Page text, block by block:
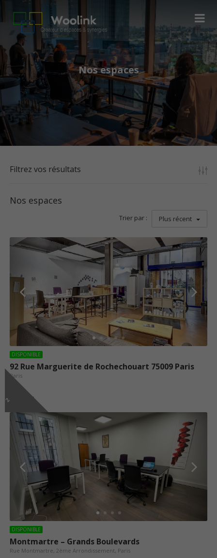
Nos espaces
Filtrez vos résultats
Nos espaces
Trier par : Plus récent
DISPONIBLE
2
92 Rue Marguerite de Rochechouart 75009 Paris
Paris
460 m²
DISPONIBLE
Montmartre – Grands Boulevards
Rue Montmartre, 2ème Arrondissement, Paris